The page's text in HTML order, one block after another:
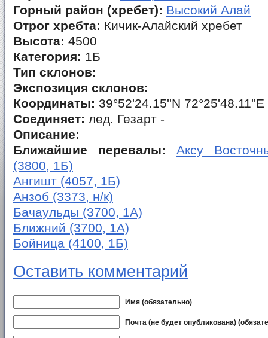
Горный район (хребет): Высокий Алай
Отрог хребта: Кичик-Алайский хребет
Высота: 4500
Категория: 1Б
Тип склонов:
Экспозиция склонов:
Координаты: 39°52'24.15''N 72°25'48.11''E
Соединяет: лед. Гезарт -
Описание:
Ближайшие перевалы:
Аксу
(3800, 1Б)
Ангишт (4057, 1Б)
Анзоб (3373, н/к)
Бачаульды (3700, 1А)
Ближний (3700, 1А)
Бойница (4100, 1Б)
Оставить комментарий
Имя (обязательно)
Почта (не будет опубликована)